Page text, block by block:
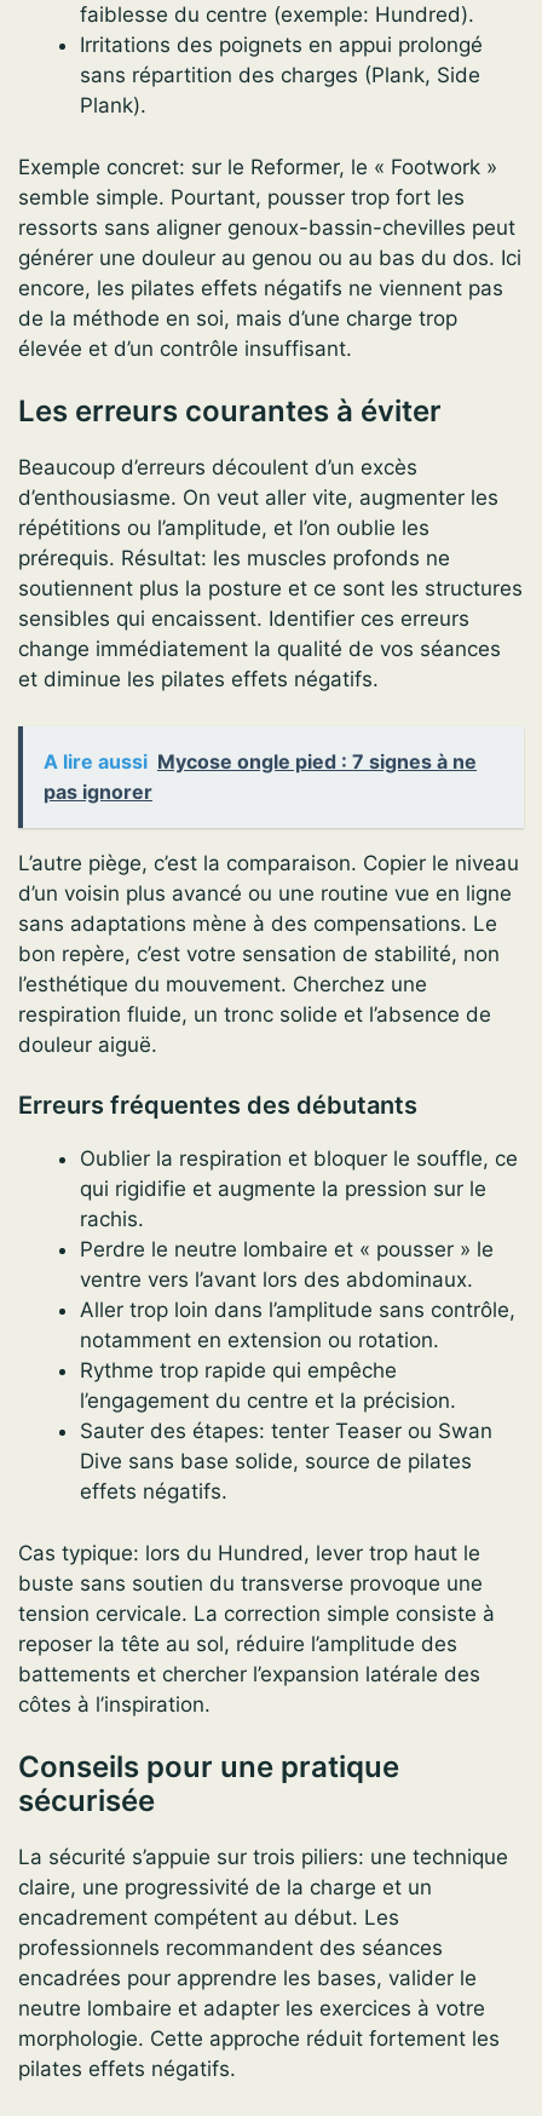
faiblesse du centre (exemple: Hundred).
Irritations des poignets en appui prolongé
sans répartition des charges (Plank, Side
Plank).
Exemple concret: sur le Reformer, le « Footwork »
semble simple. Pourtant, pousser trop fort les
ressorts sans aligner genoux-bassin-chevilles peut
générer une douleur au genou ou au bas du dos. Ici
encore, les pilates effets négatifs ne viennent pas
de la méthode en soi, mais d’une charge trop
élevée et d’un contrôle insuffisant.
Les erreurs courantes à éviter
Beaucoup d’erreurs découlent d’un excès
d’enthousiasme. On veut aller vite, augmenter les
répétitions ou l’amplitude, et l’on oublie les
prérequis. Résultat: les muscles profonds ne
soutiennent plus la posture et ce sont les structures
sensibles qui encaissent. Identifier ces erreurs
change immédiatement la qualité de vos séances
et diminue les pilates effets négatifs.
A lire aussi Mycose ongle pied : 7 signes à ne
pas ignorer
L’autre piège, c’est la comparaison. Copier le niveau
d’un voisin plus avancé ou une routine vue en ligne
sans adaptations mène à des compensations. Le
bon repère, c’est votre sensation de stabilité, non
l’esthétique du mouvement. Cherchez une
respiration fluide, un tronc solide et l’absence de
douleur aiguë.
Erreurs fréquentes des débutants
Oublier la respiration et bloquer le souffle, ce
qui rigidifie et augmente la pression sur le
rachis.
Perdre le neutre lombaire et « pousser » le
ventre vers l’avant lors des abdominaux.
Aller trop loin dans l’amplitude sans contrôle,
notamment en extension ou rotation.
Rythme trop rapide qui empêche
l’engagement du centre et la précision.
Sauter des étapes: tenter Teaser ou Swan
Dive sans base solide, source de pilates
effets négatifs.
Cas typique: lors du Hundred, lever trop haut le
buste sans soutien du transverse provoque une
tension cervicale. La correction simple consiste à
reposer la tête au sol, réduire l’amplitude des
battements et chercher l’expansion latérale des
côtes à l’inspiration.
Conseils pour une pratique
sécurisée
La sécurité s’appuie sur trois piliers: une technique
claire, une progressivité de la charge et un
encadrement compétent au début. Les
professionnels recommandent des séances
encadrées pour apprendre les bases, valider le
neutre lombaire et adapter les exercices à votre
morphologie. Cette approche réduit fortement les
pilates effets négatifs.